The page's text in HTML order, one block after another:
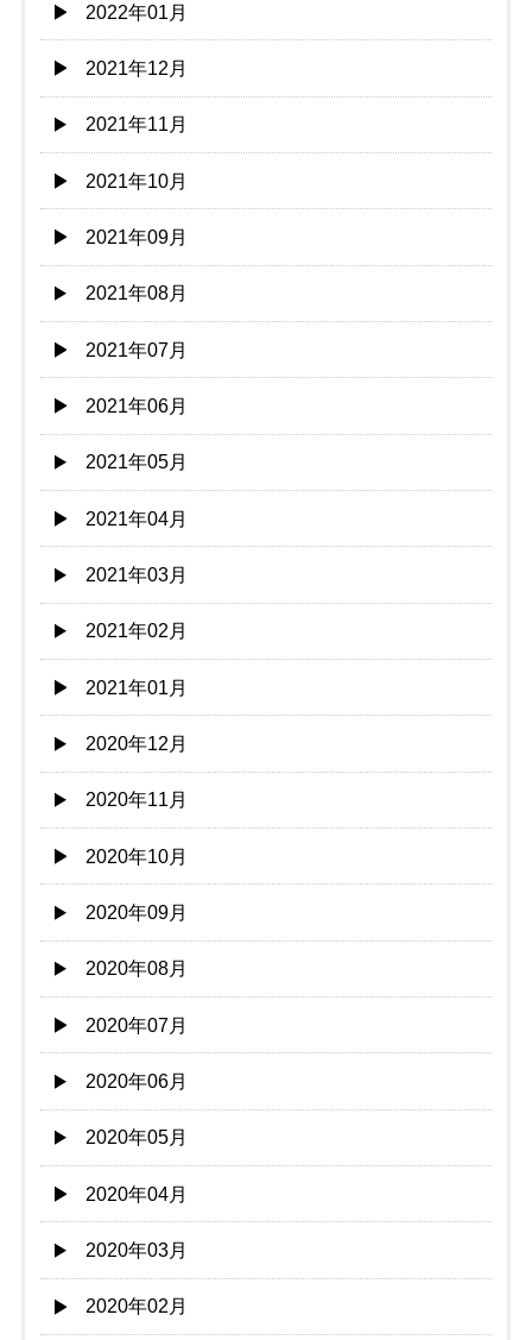
2022年01月
2021年12月
2021年11月
2021年10月
2021年09月
2021年08月
2021年07月
2021年06月
2021年05月
2021年04月
2021年03月
2021年02月
2021年01月
2020年12月
2020年11月
2020年10月
2020年09月
2020年08月
2020年07月
2020年06月
2020年05月
2020年04月
2020年03月
2020年02月